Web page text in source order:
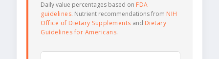
Daily value percentages based on FDA
guidelines. Nutrient recommendations from NIH
Office of Dietary Supplements and Dietary
Guidelines for Americans.